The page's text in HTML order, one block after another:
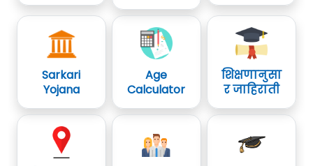
Sarkari
Yojana
Age
Calculator
शिक्षणानुसा
र जाहिराती